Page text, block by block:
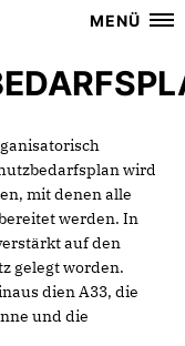
MENÜ
wird
mit denen alle
werden. In
auf den
gelegt worden.
dien A33, die
und die